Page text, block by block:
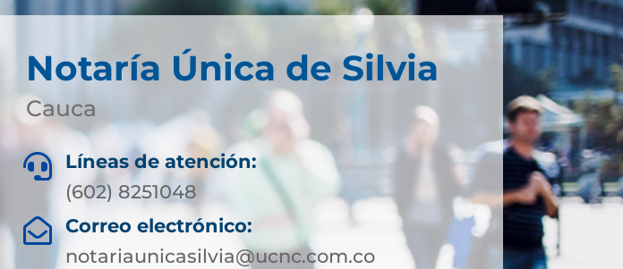
Notaría Única de Silvia
Cauca

Líneas de atención:
(602) 8251048
 Correo electrónico:
notariaunicasilvia@ucnc.com.co